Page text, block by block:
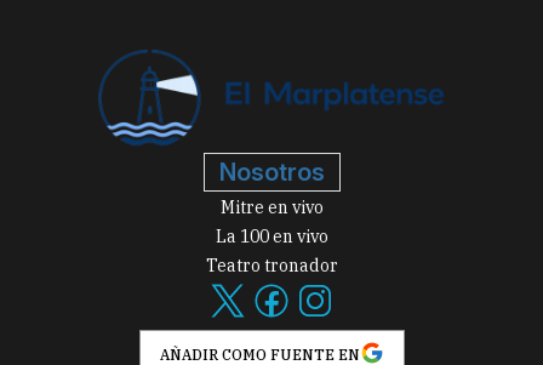
Nosotros
Mitre en vivo
La 100 en vivo
Teatro tronador
AÑADIR COMO FUENTE EN